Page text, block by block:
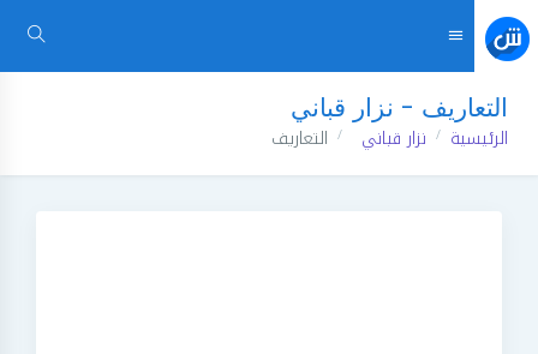
التعاريف - نزار قباني
الرئيسية نزار قباني التعاريف